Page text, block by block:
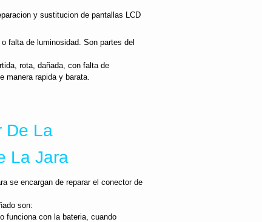
y sustitucion de pantallas LCD
falta de luminosidad. Son partes del
rota, dañada, con falta de
manera rapida y barata.
De La
La Jara
se encargan de reparar el conector de
son:
funciona con la bateria, cuando